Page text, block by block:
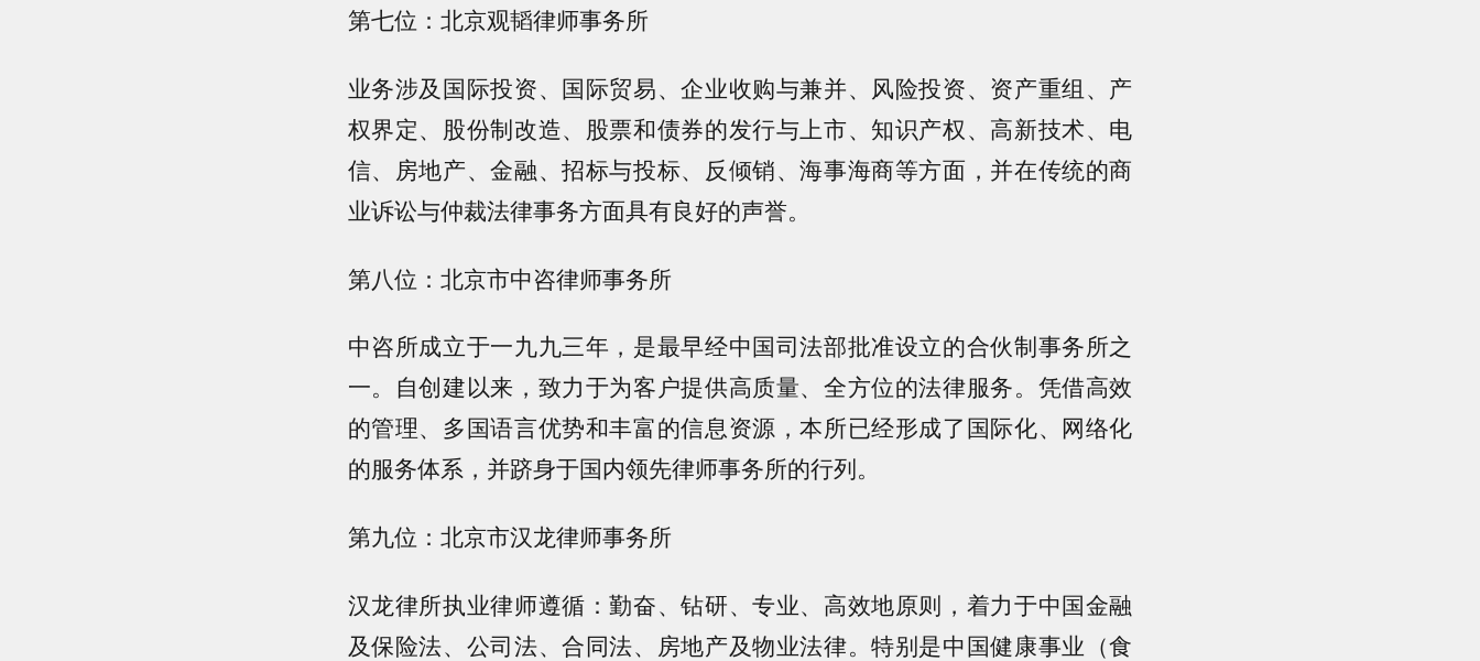
第七位：北京观韬律师事务所
业务涉及国际投资、国际贸易、企业收购与兼并、风险投资、资产重组、产
权界定、股份制改造、股票和债券的发行与上市、知识产权、高新技术、电
信、房地产、金融、招标与投标、反倾销、海事海商等方面，并在传统的商
业诉讼与仲裁法律事务方面具有良好的声誉。
第八位：北京市中咨律师事务所
中咨所成立于一九九三年，是最早经中国司法部批准设立的合伙制事务所之
一。自创建以来，致力于为客户提供高质量、全方位的法律服务。凭借高效
的管理、多国语言优势和丰富的信息资源，本所已经形成了国际化、网络化
的服务体系，并跻身于国内领先律师事务所的行列。
第九位：北京市汉龙律师事务所
汉龙律所执业律师遵循：勤奋、钻研、专业、高效地原则，着力于中国金融
及保险法、公司法、合同法、房地产及物业法律。特别是中国健康事业（食